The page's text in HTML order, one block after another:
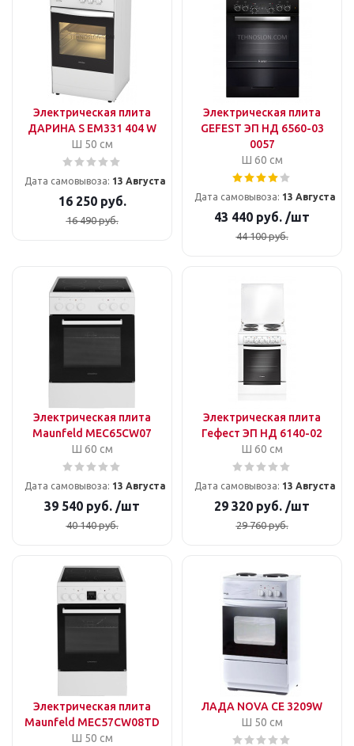
Электрическая плита
ДАРИНА S EM331 404 W
Ш 50 см
Дата самовывоза: 13 Августа
16 250руб.
16 490руб.
Электрическая плита
GEFEST ЭП НД 6560-03
0057
Ш 60 см
Дата самовывоза: 13 Августа
43 440 руб. /шт
44 100руб.
Электрическая плита
Maunfeld MEC65CW07
Ш 60 см
Дата самовывоза: 13 Августа
39 540 руб. /шт
40 140руб.
Электрическая плита
Гефест ЭП НД 6140-02
Ш 60 см
Дата самовывоза: 13 Августа
29 320 руб. /шт
29 760руб.
Электрическая плита
Maunfeld MEC57CW08TD
Ш 50 см
ЛАДА NOVA CE 3209W
Ш 50 см